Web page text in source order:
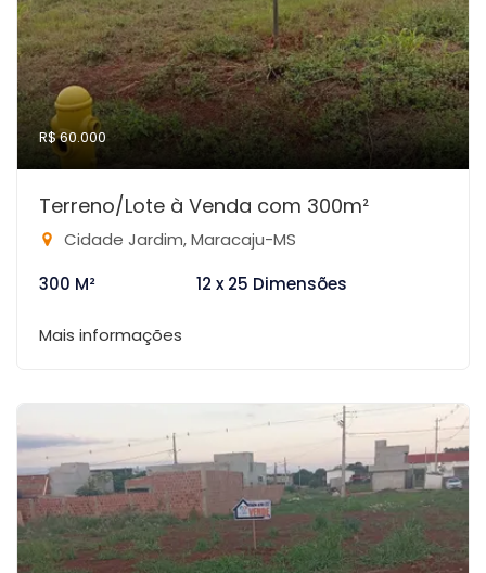
R$ 60.000
Terreno/Lote à Venda com 300m²
Cidade Jardim, Maracaju-MS
300 M²
12 x 25 Dimensões
Mais informações